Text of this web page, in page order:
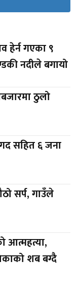
हेर्न गएका ९
नदीले बगायो
ठुलो
सहित ६ जना
सर्प, गाउँले
आत्महत्या,
शब बग्दै